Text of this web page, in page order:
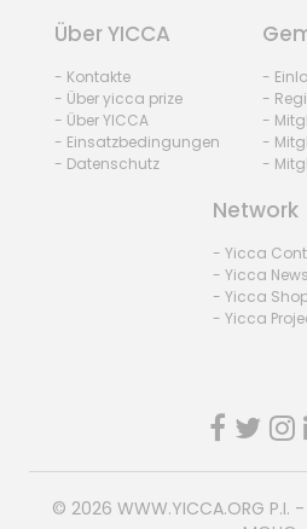
Über YICCA
- Kontakte
- Über yicca prize
- Über YICCA
- Einsatzbedingungen
- Datenschutz
-
-
-
-
-
Network
- Yicca
- Yicca News
- Yicca
- Yicca
© 2026 WWW.YICCA.ORG P.I.